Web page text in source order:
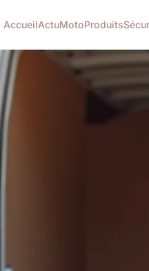
AccueilActuMotoProduits